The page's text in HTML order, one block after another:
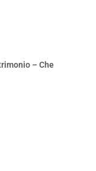
– Che